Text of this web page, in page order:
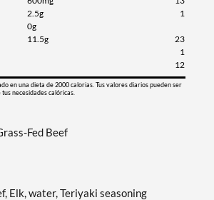
2.5g
1
0g
11.5g
23
1
12
en una dieta de 2000 calorias. Tus valores diarios pueden ser
necesidades calóricas.
Fed Beef
Elk, water, Teriyaki seasoning